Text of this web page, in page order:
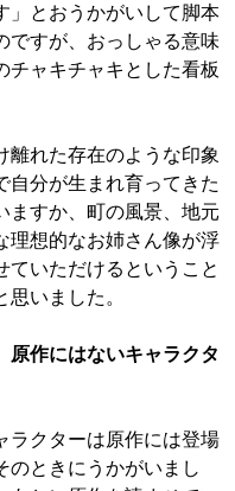
」とおうかがいして脚本
ですが、おっしゃる意味
チャキチャキとした看板
離れた存在のような印象
自分が生まれ育ってきた
ますか、町の風景、地元
理想的なお姉さん像が浮
ていただけるということ
いました。
作にはないキャラクタ
ラクターは原作には登場
のときにうかがいまし